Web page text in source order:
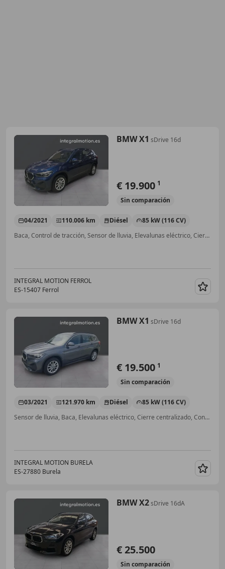
BMW X1 sDrive 16d
€ 19.900 1
Sin comparación
04/2021 110.006 km Diésel
85 kW (116 CV)
Baca, Control de tracción, Sensor de lluvia, Elevalunas eléctrico, Cierre centralizado, Volante multifunción, Isofix
INTEGRAL MOTION FERROL
ES-15407 Ferrol
BMW X1 sDrive 16d
€ 19.500 1
Sin comparación
03/2021 121.970 km Diésel
85 kW (116 CV)
Sensor de lluvia, Baca, Elevalunas eléctrico, Cierre centralizado, Control de tracción, Volante multifunción, Isofix
INTEGRAL MOTION BURELA
ES-27880 Burela
BMW X2sDrive 16dA
€ 25.500
Sin comparación